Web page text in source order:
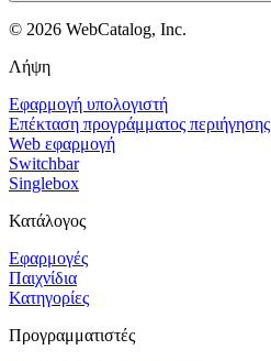
© 2026 WebCatalog, Inc.
Λήψη
Εφαρμογή υπολογιστή
Επέκταση προγράμματος περιήγησης
Web εφαρμογή
Switchbar
Singlebox
Κατάλογος
Εφαρμογές
Παιχνίδια
Κατηγορίες
Προγραμματιστές